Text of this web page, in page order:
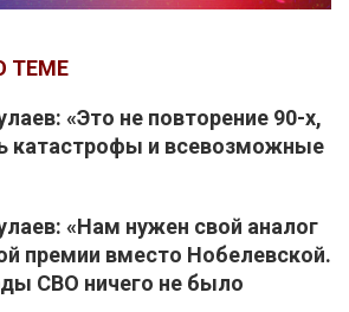
ТЕМЕ
«Это не повторение 90-х,
катастрофы и всевозможные
«Нам нужен свой аналог
премии вместо Нобелевской.
СВО ничего не было